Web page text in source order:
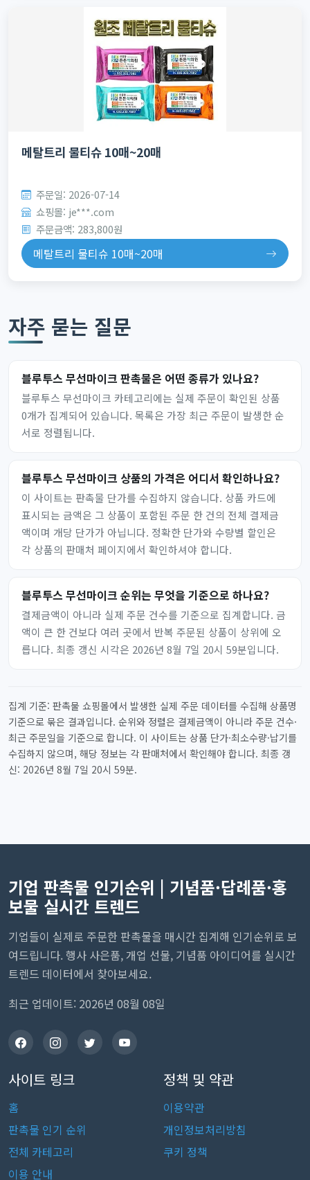
메탈트리 물티슈 10매~20매
주문일: 2026-07-14
쇼핑몰: je***.com
주문금액: 283,800원
메탈트리 물티슈 10매~20매
자주 묻는 질문
블루투스 무선마이크 판촉물은 어떤 종류가 있나요?
블루투스 무선마이크 카테고리에는 실제 주문이 확인된 상품
0개가 집계되어 있습니다. 목록은 가장 최근 주문이 발생한 순
서로 정렬됩니다.
블루투스 무선마이크 상품의 가격은 어디서 확인하나요?
이 사이트는 판촉물 단가를 수집하지 않습니다. 상품 카드에
표시되는 금액은 그 상품이 포함된 주문 한 건의 전체 결제금
액이며 개당 단가가 아닙니다. 정확한 단가와 수량별 할인은
각 상품의 판매처 페이지에서 확인하셔야 합니다.
블루투스 무선마이크 순위는 무엇을 기준으로 하나요?
결제금액이 아니라 실제 주문 건수를 기준으로 집계합니다. 금
액이 큰 한 건보다 여러 곳에서 반복 주문된 상품이 상위에 오
릅니다. 최종 갱신 시각은 2026년 8월 7일 20시 59분입니다.
집계 기준: 판촉물 쇼핑몰에서 발생한 실제 주문 데이터를 수집해 상품명
기준으로 묶은 결과입니다. 순위와 정렬은 결제금액이 아니라 주문 건수·
최근 주문일을 기준으로 합니다. 이 사이트는 상품 단가·최소수량·납기를
수집하지 않으며, 해당 정보는 각 판매처에서 확인해야 합니다. 최종 갱
신: 2026년 8월 7일 20시 59분.
기업 판촉물 인기순위 | 기념품·답례품·홍
보물 실시간 트렌드
기업들이 실제로 주문한 판촉물을 매시간 집계해 인기순위로 보
여드립니다. 행사 사은품, 개업 선물, 기념품 아이디어를 실시간
트렌드 데이터에서 찾아보세요.
최근 업데이트: 2026년 08월 08일
사이트 링크
홈
판촉물 인기 순위
전체 카테고리
이용 안내
정책 및 약관
이용약관
개인정보처리방침
쿠키 정책